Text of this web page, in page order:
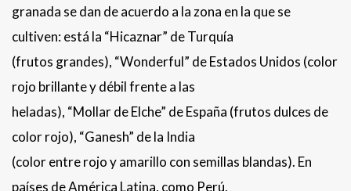
granada se dan de acuerdo a la zona en la que se
cultiven: está la “Hicaznar” de Turquía
(frutos grandes), “Wonderful” de Estados Unidos (color
rojo brillante y débil frente a las
heladas), “Mollar de Elche” de España (frutos dulces de
color rojo), “Ganesh” de la India
(color entre rojo y amarillo con semillas blandas). En
países de América Latina, como Perú,